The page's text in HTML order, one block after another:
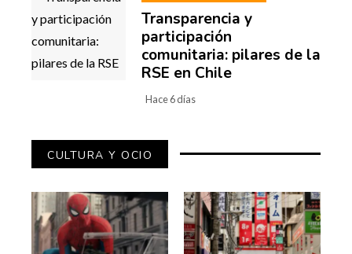
Transparencia y
participación
comunitaria: pilares de la
RSE en Chile
Hace 6 días
CULTURA Y OCIO